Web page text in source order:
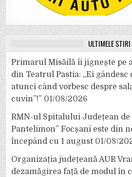
ULTIMELE ȘTIRI
Primarul Misăilă îi jignește pe
din Teatrul Pastia: „Ei
atunci când vorbesc despre
cuvin”!” 01/08/2026
RMN-ul Spitalului Județean
Pantelimon” Focșani este din
începând cu 1 august 01/08/
Organizația județeană AUR
dezamăgirea față de modul în